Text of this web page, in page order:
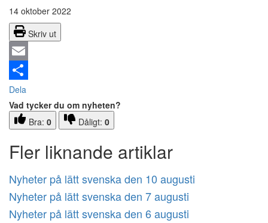
14 oktober 2022
Skriv ut
Email
Dela
Vad tycker du om nyheten?
Bra: 0 Dåligt: 0
Fler liknande artiklar
Nyheter på lätt svenska den 10 augusti
Nyheter på lätt svenska den 7 augusti
Nyheter på lätt svenska den 6 augusti